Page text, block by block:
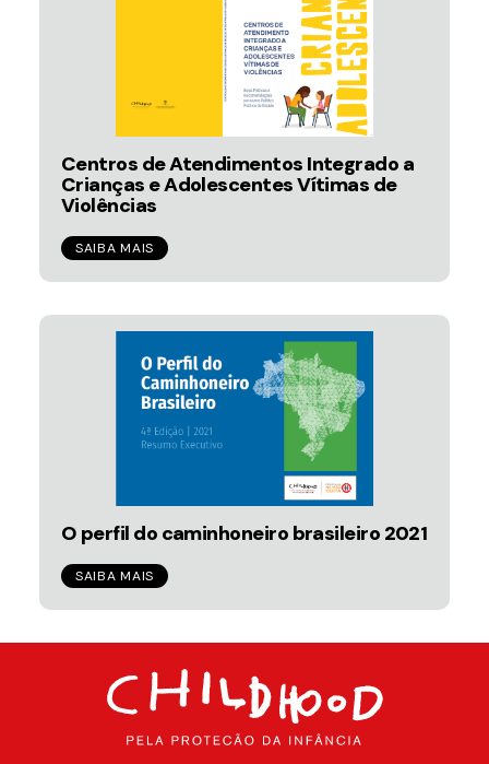
Centros de Atendimentos Integrado a
Crianças e Adolescentes Vítimas de
Violências
SAIBA MAIS
O perfil do caminhoneiro brasileiro 2021
SAIBA MAIS